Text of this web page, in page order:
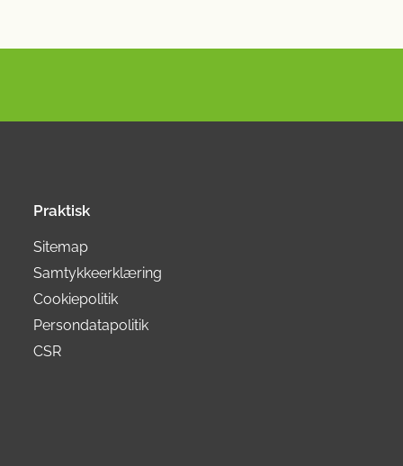
Praktisk
Sitemap
Samtykkeerklæring
Cookiepolitik
Persondatapolitik
CSR